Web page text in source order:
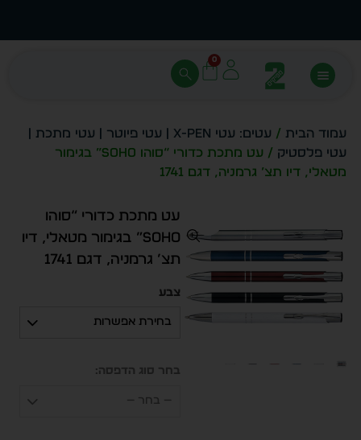
0
עמוד הבית /
עטים: עטי X-PEN | עטי פיוטר | עטי מתכת |
עטי פלסטיק
/ עט מתכת כדורי “סוהו Soho” בגימור
מטאלי, דיו תצ’ גרמניה, דגם 1741
עט מתכת כדורי “סוהו
Soho” בגימור מטאלי, דיו
תצ’ גרמניה, דגם 1741
צבע
בחירת אפשרות
בחר סוג הדפסה:
— בחר —